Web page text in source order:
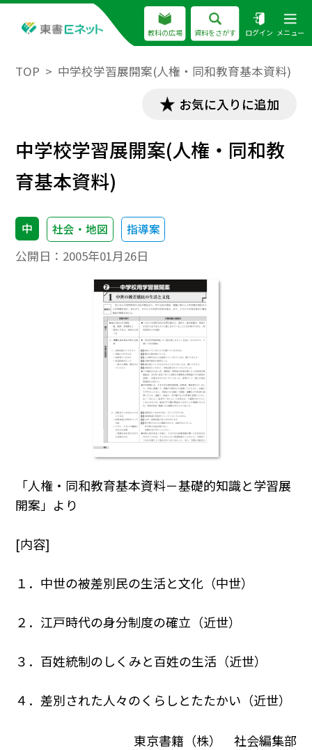
教科の広場 資料をさがす ログイン メニュー
TOP 中学校学習展開案(人権・同和教育基本資料)
お気に入りに追加
中学校学習展開案(人権・同和教
育基本資料)
中 社会・地図 指導案
公開日： 2005年01月26日
「人権・同和教育基本資料－基礎的知識と学習展
開案」より
[内容]
１．中世の被差別民の生活と文化（中世）
２．江戸時代の身分制度の確立（近世）
３．百姓統制のしくみと百姓の生活（近世）
４．差別された人々のくらしとたたかい（近世）
東京書籍（株） 社会編集部